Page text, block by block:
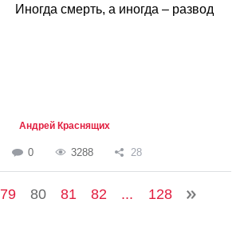
Иногда смерть, а иногда – развод
Андрей Краснящих
0 3288 28
79 80 81 82 ... 128